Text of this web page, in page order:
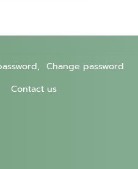
Change password
Contact us